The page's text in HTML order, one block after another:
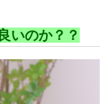
いのか？？